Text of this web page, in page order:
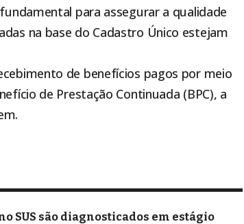
para assegurar a qualidade
na base do Cadastro Único estejam
de benefícios pagos por meio
de Prestação Continuada (BPC), a
SUS são diagnosticados em estágio